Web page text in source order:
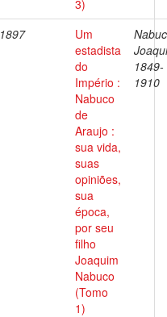
3)
1897
Um
estadista
do
Império :
Nabuco
de
Araujo :
sua vida,
suas
opiniões,
sua
época,
por seu
filho
Joaquim
Nabuco
(Tomo
1)
1849-
1910